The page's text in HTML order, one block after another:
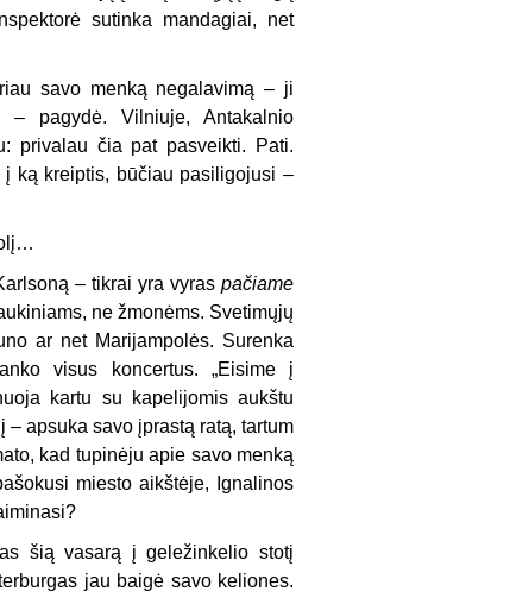
sutinka mandagiai, net
savo menką negalavimą – ji
pagydė. Vilniuje, Antakalnio
privalau čia pat pasveikti. Pati.
į ką kreiptis, būčiau pasiligojusi –
– tikrai yra vyras pačiame
ne žmonėms. Svetimųjų
ar net Marijampolės. Surenka
visus koncertus. „Eisime į
kartu su kapelijomis aukštu
apsuka savo įprastą ratą, tartum
kad tupinėju apie savo menką
miesto aikštėje, Ignalinos
šią vasarą į geležinkelio stotį
jau baigė savo keliones.